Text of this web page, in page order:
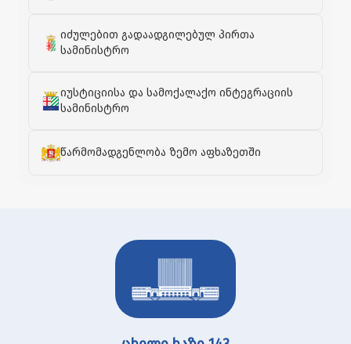
იძულებით გადაადგილებულ პირთა
სამინისტრო
იუსტიციისა და სამოქალაქო ინტეგრაციის
სამინისტრო
წარმომადგენლობა ზემო აფხაზეთში